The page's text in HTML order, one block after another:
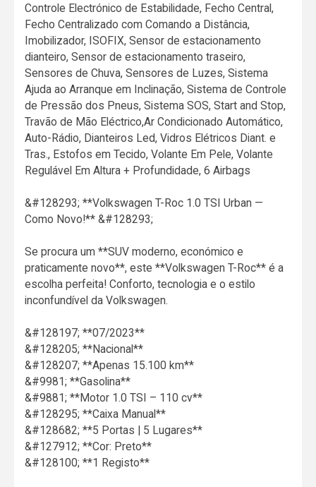
Controle Electrónico de Estabilidade, Fecho Central,
Fecho Centralizado com Comando a Distância,
Imobilizador, ISOFIX, Sensor de estacionamento
dianteiro, Sensor de estacionamento traseiro,
Sensores de Chuva, Sensores de Luzes, Sistema
Ajuda ao Arranque em Inclinação, Sistema de Controle
de Pressão dos Pneus, Sistema SOS, Start and Stop,
Travão de Mão Eléctrico,Ar Condicionado Automático,
Auto-Rádio, Dianteiros Led, Vidros Elétricos Diant. e
Tras., Estofos em Tecido, Volante Em Pele, Volante
Regulável Em Altura + Profundidade, 6 Airbags
&#128293; **Volkswagen T-Roc 1.0 TSI Urban —
Como Novo!** &#128293;
Se procura um **SUV moderno, económico e
praticamente novo**, este **Volkswagen T-Roc** é a
escolha perfeita! Conforto, tecnologia e o estilo
inconfundível da Volkswagen.
&#128197; **07/2023**
&#128205; **Nacional**
&#128207; **Apenas 15.100 km**
&#9981; **Gasolina**
&#9881; **Motor 1.0 TSI – 110 cv**
&#128295; **Caixa Manual**
&#128682; **5 Portas | 5 Lugares**
&#127912; **Cor: Preto**
&#128100; **1 Registo**